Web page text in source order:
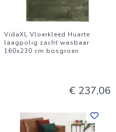
VidaXL Vloerkleed Huarte
laagpolig zacht wasbaar
160x230 cm bosgroen
€ 237,06